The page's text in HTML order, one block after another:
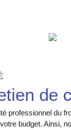
de
professionnel du
budget. Ainsi,